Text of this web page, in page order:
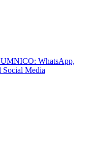
UMNICO: WhatsApp,
Social Media